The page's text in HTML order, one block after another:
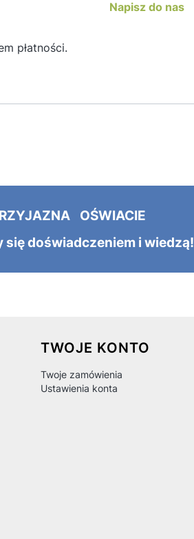
Napisz do nas
płatności.
OŚWIACIE
się doświadczeniem i wiedzą!
TWOJE KONTO
Twoje zamówienia
Ustawienia konta